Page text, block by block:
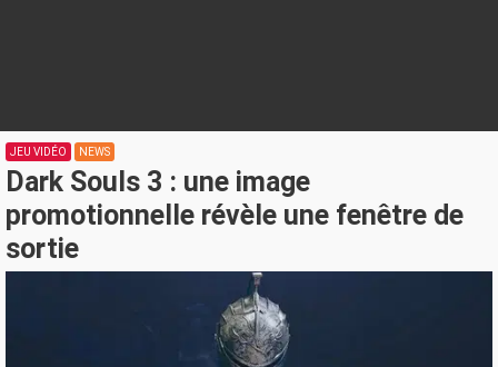
JEU VIDÉO NEWS
Dark Souls 3 : une image
promotionnelle révèle une fenêtre de
sortie